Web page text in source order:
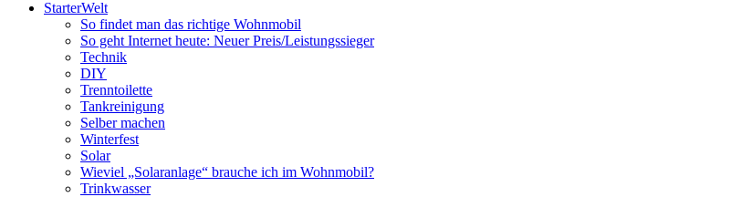
StarterWelt
So findet man das richtige Wohnmobil
So geht Internet heute: Neuer Preis/Leistungssieger
Technik
DIY
Trenntoilette
Tankreinigung
Selber machen
Winterfest
Solar
Wieviel „Solaranlage“ brauche ich im Wohnmobil?
Trinkwasser